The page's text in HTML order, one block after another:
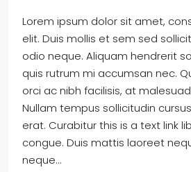
Lorem ipsum dolor sit amet,
elit. Duis mollis et sem sed
odio neque. Aliquam hendrerit
quis rutrum mi accumsan nec.
orci ac nibh facilisis, at
Nullam tempus sollicitudin
erat. Curabitur this is a text link
congue. Duis mattis laoreet
neque...